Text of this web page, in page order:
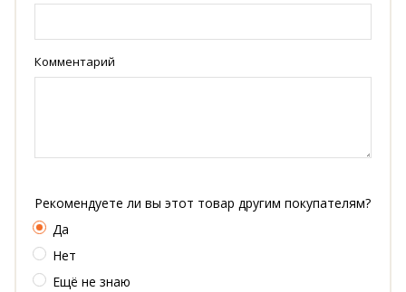
Комментарий
Рекомендуете ли вы этот товар другим покупателям?
Да
Нет
Ещё не знаю